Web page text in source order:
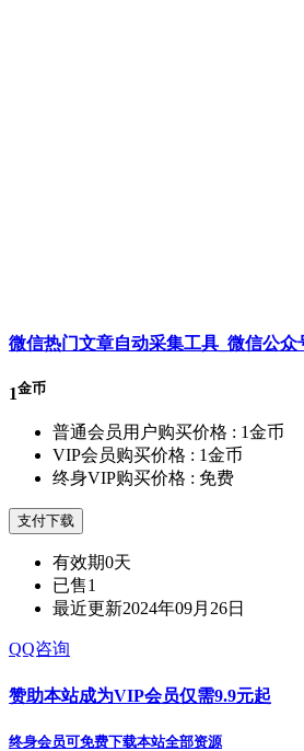
微信热门文章自动采集工具_微信公
1金币
普通会员用户购买价格 : 1金币
VIP会员购买价格 : 1金币
终身VIP购买价格 : 免费
支付下载
有效期0天
已售1
最近更新2024年09月26日
QQ咨询
赞助本站成为VIP会员仅需9.9元起
终身会员可免费下载本站全部资源